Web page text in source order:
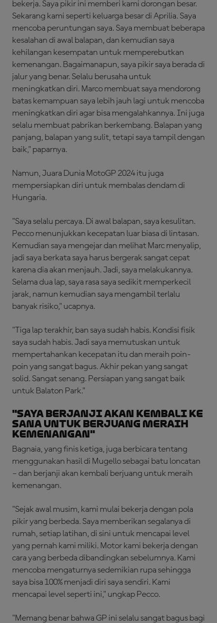
bekerja. Saya pikir ini memberi kami dorongan besar.
Sekarang kami seperti keluarga besar di Aprilia. Saya
mencoba peruntungan saya. Saya membuat beberapa
kesalahan di awal balapan, dan kemudian saya
kehilangan kesempatan untuk memperebutkan
kemenangan. Bagaimanapun, saya pikir saya berada di
jalur yang benar. Selalu berusaha untuk
meningkatkan diri. Marco membuat saya mendorong
batas kemampuan saya lebih jauh lagi untuk mencoba
meningkatkan diri agar bisa mengalahkannya. Ini juga
selalu membuat pabrikan berkembang. Balapan yang
panjang, balapan yang sulit, tetapi saya tampil dengan
baik," paparnya.
Namun, Juara Dunia MotoGP 2024 itu juga
mempersiapkan diri untuk membalas dendam di
Hungaria.
"Saya selalu percaya. Di awal balapan, saya kesulitan.
Pecco menunjukkan kecepatan luar biasa di lintasan.
Kemudian saya mengejar dan melihat Marc menyalip,
jadi saya berkata saya harus bergerak sangat cepat
karena dia akan menjauh. Jadi, saya melakukannya.
Selama dua lap, saya rasa saya sedikit memperkecil
jarak, namun kemudian saya mengambil terlalu
banyak risiko," ucapnya.
"Tiga lap terakhir, ban saya sudah habis. Kondisi fisik
saya sudah habis. Jadi saya memutuskan untuk
mempertahankan kecepatan itu dan meraih poin-
poin yang sangat bagus. Akhir pekan yang sangat
solid. Sangat senang. Persiapan yang sangat baik
untuk Balaton Park."
"Saya Berjanji Akan Kembali ke
Sana untuk Berjuang Meraih
Kemenangan"
Bagnaia, yang finis ketiga, juga berbicara tentang
menggunakan hasil di Mugello sebagai batu loncatan
– dan berjanji akan kembali berjuang untuk meraih
kemenangan.
"Sejak awal musim, kami mulai bekerja dengan pola
pikir yang berbeda. Saya memberikan segalanya di
rumah, setiap latihan, di sini untuk mencapai level
yang pernah kami miliki. Motor kami bekerja dengan
cara yang berbeda dibandingkan sebelumnya. Kami
mencoba mengaturnya sedemikian rupa sehingga
saya bisa 100% menjadi diri saya sendiri. Kami
mencapai level seperti ini," ungkap Pecco.
"Memang benar bahwa GP ini selalu sangat bagus bagi